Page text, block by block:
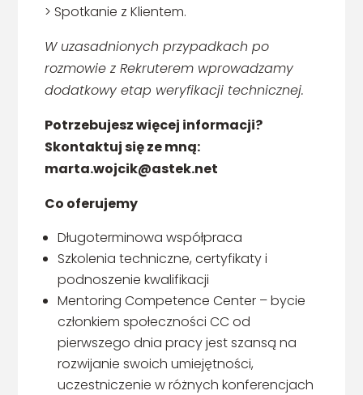
> Spotkanie z Klientem.
W uzasadnionych przypadkach po
rozmowie z Rekruterem wprowadzamy
dodatkowy etap weryfikacji technicznej.
Potrzebujesz więcej informacji?
Skontaktuj się ze mną:
marta.wojcik@astek.net
Co oferujemy
Długoterminowa współpraca
Szkolenia techniczne, certyfikaty i
podnoszenie kwalifikacji
Mentoring Competence Center – bycie
członkiem społeczności CC od
pierwszego dnia pracy jest szansą na
rozwijanie swoich umiejętności,
uczestniczenie w różnych konferencjach